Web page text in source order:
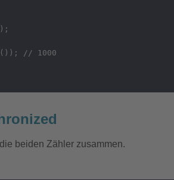
// 1000
beiden Zähler zusammen.